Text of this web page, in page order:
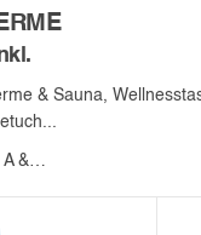
& Sauna,
A &…